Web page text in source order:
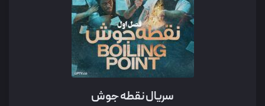
سریال نقطه جوش